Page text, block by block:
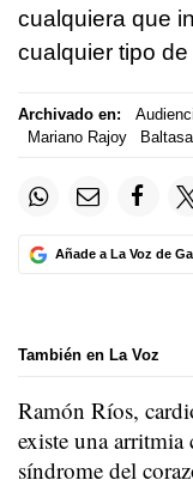
cualquiera que
cualquier tipo
Archivado en:
Mariano Rajoy
Añade a La Voz de
También en La Voz
Ramón Ríos,
existe una
síndrome del